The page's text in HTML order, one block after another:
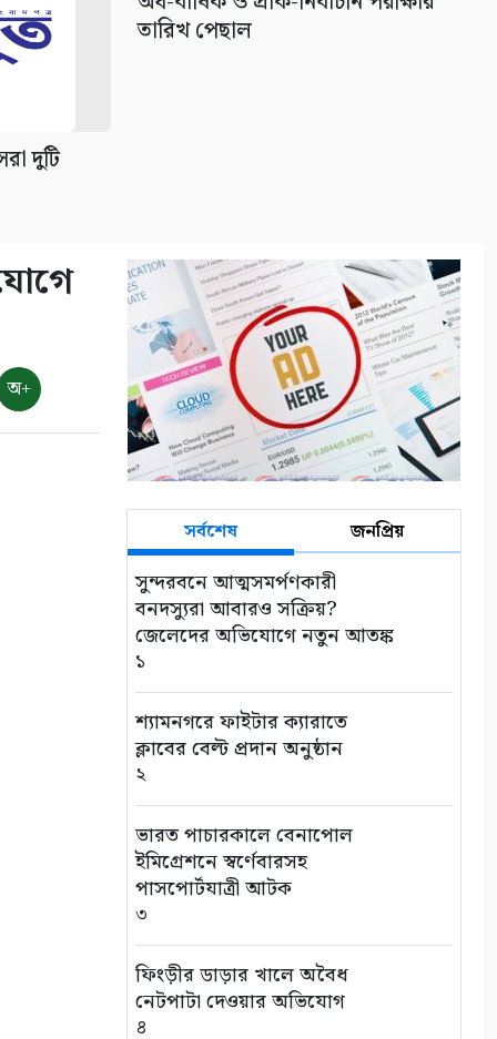
দুটি
তারিখ পেছাল
অ+
সর্বশেষ জনপ্রিয়
সুন্দরবনে আত্মসমর্পণকারী
বনদস্যুরা আবারও সক্রিয়?
জেলেদের অভিযোগে নতুন আতঙ্ক
১
শ্যামনগরে ফাইটার ক্যারাতে
ক্লাবের বেল্ট প্রদান অনুষ্ঠান
২
ভারত পাচারকালে বেনাপোল
ইমিগ্রেশনে স্বর্ণেবারসহ
পাসপোর্টযাত্রী আটক
৩
ফিংড়ীর ডাড়ার খালে অবৈধ
নেটপাটা দেওয়ার অভিযোগ
৪